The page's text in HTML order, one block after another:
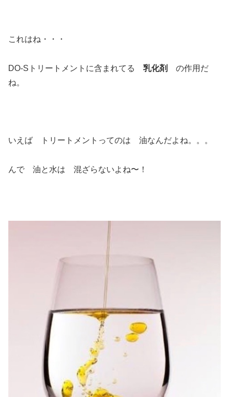
これはね・・・
DO-Sトリートメントに含まれてる 乳化剤
の作用だ
ね。
いえば トリートメントってのは 油なんだよね。。。
んで 油と水は 混ざらないよね〜！